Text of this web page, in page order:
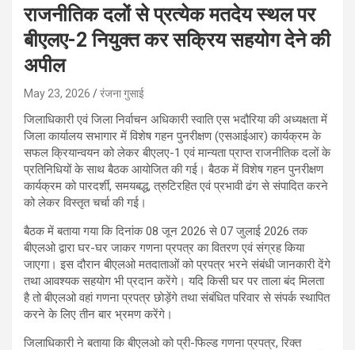
राजनीतिक दलों से प्रत्येक मतदेय स्थल पर
बीएलए-2 नियुक्त कर सक्रिय सहयोग देने की
अपील
May 23, 2026 रंजना गुसाई
जिलाधिकारी एवं जिला निर्वाचन अधिकारी स्वाति एस भदौरिया की अध्यक्षता में
जिला कार्यालय सभागार में विशेष गहन पुनरीक्षण (एसआईआर) कार्यक्रम के
सफल क्रियान्वयन को लेकर बीएलए-1 एवं मान्यता प्राप्त राजनीतिक दलों के
प्रतिनिधियों के साथ बैठक आयोजित की गई। बैठक में विशेष गहन पुनरीक्षण
कार्यक्रम को पारदर्शी, समयबद्ध, त्रुटिरहित एवं प्रभावी ढंग से संपादित करने
को लेकर विस्तृत चर्चा की गई।
बैठक में बताया गया कि दिनांक 08 जून 2026 से 07 जुलाई 2026 तक
बीएलओ द्वारा घर-घर जाकर गणना प्रपत्र का वितरण एवं संग्रह किया
जाएगा। इस दौरान बीएलओ मतदाताओं को प्रपत्र भरने संबंधी जानकारी देंगे
तथा आवश्यक सहयोग भी प्रदान करेंगे। यदि किसी घर पर ताला बंद मिलता
है तो बीएलओ वहां गणना प्रपत्र छोड़ेंगे तथा संबंधित परिवार से संपर्क स्थापित
करने के लिए तीन बार भ्रमण करेंगे।
जिलाधिकारी ने बताया कि बीएलओ को प्री-फिल्ड गणना प्रपत्र, रिक्त